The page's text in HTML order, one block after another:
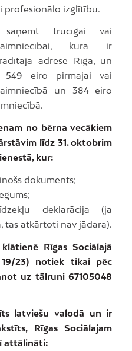
profesionālo izglītību.
trūcīgai vai
kura ir
adresē Rīgā, un
eiro pirmajai vai
un 384 eiro
no bērna vecākiem
līdz 31. oktobrim
kur:
dokuments;
deklarācija (ja
tas atkārtoti nav jādara).
Rīgas Sociālajā
19/23) notiek tikai pēc
uz tālruni 67105048
latviešu valodā un ir
Rīgas Sociālajam
attālināti: